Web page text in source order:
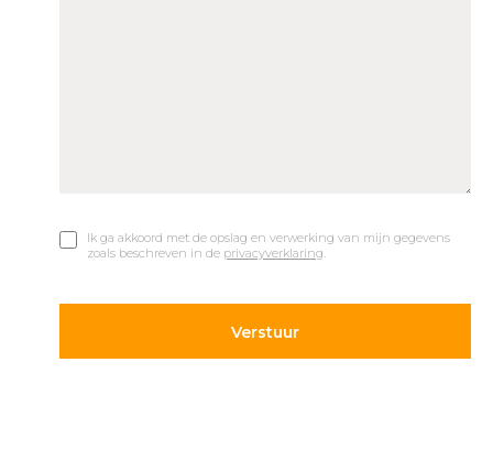
Ik ga akkoord met de opslag en verwerking van mijn gegevens
zoals beschreven in de privacyverklaring